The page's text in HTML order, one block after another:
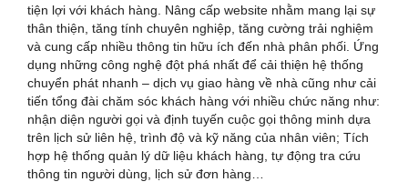
tiện lợi với khách hàng. Nâng cấp website nhằm mang lại sự
thân thiện, tăng tính chuyên nghiệp, tăng cường trải nghiệm
và cung cấp nhiều thông tin hữu ích đến nhà phân phối. Ứng
dụng những công nghệ đột phá nhất để cải thiện hệ thống
chuyển phát nhanh – dịch vụ giao hàng về nhà cũng như cải
tiến tổng đài chăm sóc khách hàng với nhiều chức năng như:
nhận diện người gọi và định tuyến cuộc gọi thông minh dựa
trên lịch sử liên hệ, trình độ và kỹ năng của nhân viên; Tích
hợp hệ thống quản lý dữ liệu khách hàng, tự động tra cứu
thông tin người dùng, lịch sử đơn hàng…